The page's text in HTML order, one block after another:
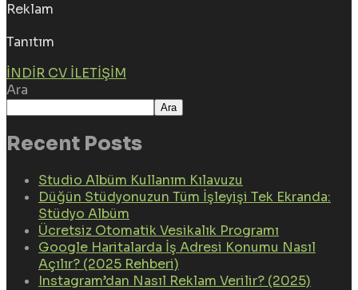
Reklam
Tanıtım
İNDIR CV İLETIŞIM
Ara
Ara
Recent Posts
Studio Albüm Kullanım Kılavuzu
Düğün Stüdyonuzun Tüm İşleyişi Tek Ekranda:
Stüdyo Albüm
Ücretsiz Otomatik Vesikalık Programı
Google Haritalarda İş Adresi Konumu Nasıl
Açılır? (2025 Rehberi)
Instagram’dan Nasıl Reklam Verilir? (2025)